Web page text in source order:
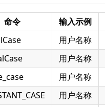
命令 输入示例
用户名称
用户名称
用户名称
用户名称